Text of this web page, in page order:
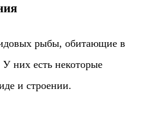
рыбы, обитающие в
них есть некоторые
и строении.